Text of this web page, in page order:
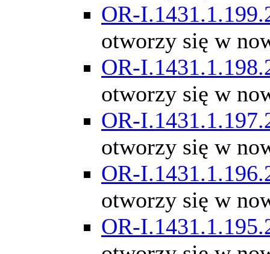
OR-
otworzy się w
OR-
otworzy się w
OR-
otworzy się w
OR-
otworzy się w
OR-